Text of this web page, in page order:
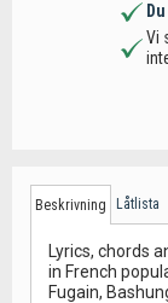
Vi
Beskrivning Låtlista
Lyrics, chords
in French
Fugain,